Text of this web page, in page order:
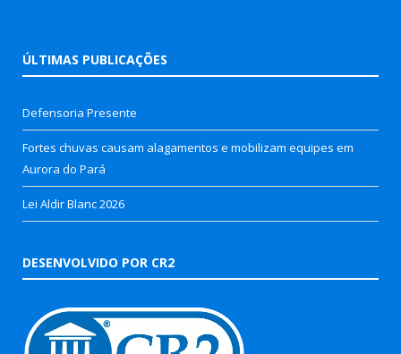
ÚLTIMAS PUBLICAÇÕES
Defensoria Presente
Fortes chuvas causam alagamentos e mobilizam equipes em
Aurora do Pará
Lei Aldir Blanc 2026
DESENVOLVIDO POR CR2